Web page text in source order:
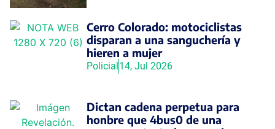
Cerro Colorado: motociclistas
disparan a una sanguchería y
hieren a mujer
Policial14, Jul 2026
Dictan cadena perpetua para
honbre que 4bus0 de una